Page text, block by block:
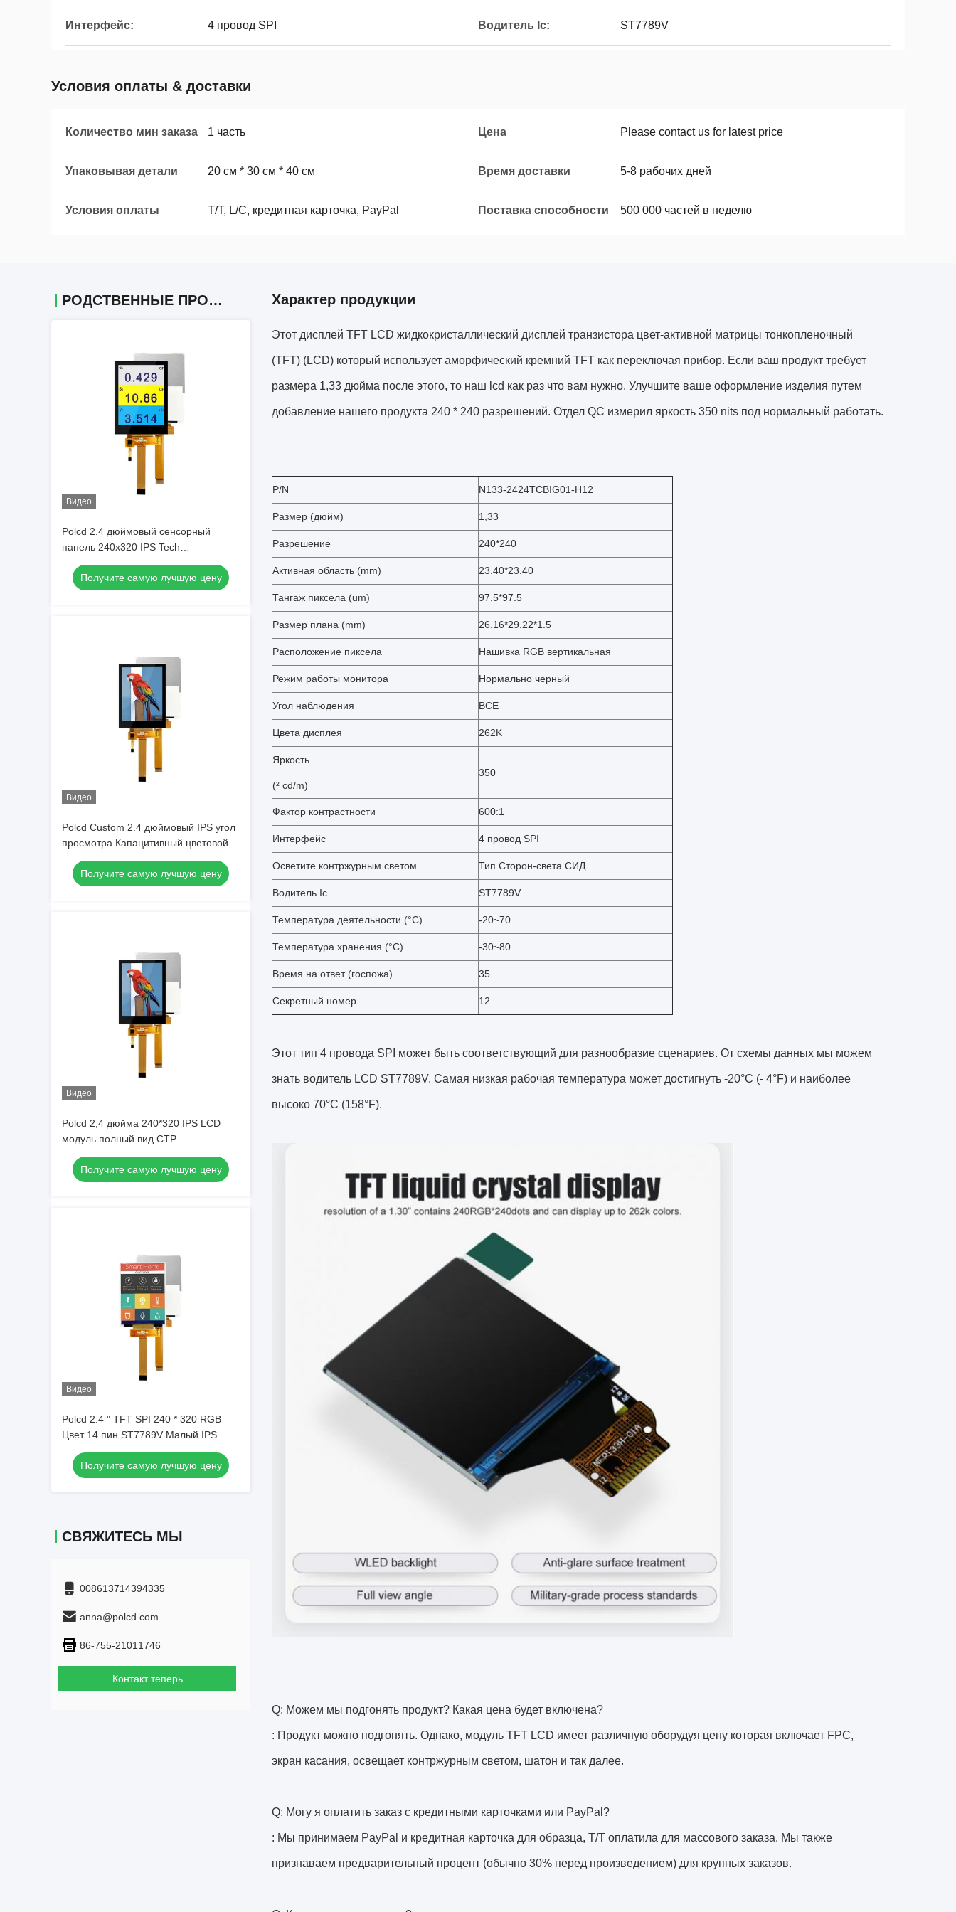
Интерфейс: 4 провод SPI Водитель Ic: ST7789V
Условия оплаты & доставки
Количество мин заказа 1 часть Цена Please contact us for latest price
Упаковывая детали 20 см * 30 см * 40 см Время доставки 5-8 рабочих дней
Условия оплаты T/T, L/C, кредитная карточка, PayPal Поставка способности 500 000 частей в неделю
РОДСТВЕННЫЕ ПРОДУКТЫ
Видео
Polcd 2.4 дюймовый сенсорный
панель 240x320 IPS Tech
Капацитивный сенсорный экран 2.4 "
Мини Малый TFT LCD дисплей
Получите самую лучшую цену
Видео
Polcd Custom 2.4 дюймовый IPS угол
просмотра Капацитивный цветовой
сенсорный экран 240x320
разрешение TFT LCD модуль
Получите самую лучшую цену
Видео
Polcd 2,4 дюйма 240*320 IPS LCD
модуль полный вид CTP
Капацитивный сенсорный панель
Qvga 2.4 TFT дисплей
Получите самую лучшую цену
Видео
Polcd 2.4 " TFT SPI 240 * 320 RGB
Цвет 14 пин ST7789V Малый IPS
полный угол просмотра 2,4 дюйма
TFT LCD дисплей
Получите самую лучшую цену
СВЯЖИТЕСЬ МЫ
008613714394335
anna@polcd.com
86-755-21011746
Контакт теперь
Характер продукции
Этот дисплей TFT LCD жидкокристаллический дисплей транзистора цвет-активной матрицы тонкопленочный
(TFT) (LCD) который использует аморфический кремний TFT как переключая прибор. Если ваш продукт требует
размера 1,33 дюйма после этого, то наш lcd как раз что вам нужно. Улучшите ваше оформление изделия путем
добавление нашего продукта 240 * 240 разрешений. Отдел QC измерил яркость 350 nits под нормальный работать.
P/N N133-2424TCBIG01-H12
Размер (дюйм) 1,33
Разрешение 240*240
Активная область (mm) 23.40*23.40
Тангаж пиксела (um) 97.5*97.5
Размер плана (mm) 26.16*29.22*1.5
Расположение пиксела Нашивка RGB вертикальная
Режим работы монитора Нормально черный
Угол наблюдения ВСЕ
Цвета дисплея 262K
Яркость
(² cd/m)
350
Фактор контрастности 600:1
Интерфейс 4 провод SPI
Осветите контржурным светом Тип Сторон-света СИД
Водитель Ic ST7789V
Температура деятельности (°C) -20~70
Температура хранения (°C) -30~80
Время на ответ (госпожа) 35
Секретный номер 12
Этот тип 4 провода SPI может быть соответствующий для разнообразие сценариев. От схемы данных мы можем
знать водитель LCD ST7789V. Самая низкая рабочая температура может достигнуть -20°C (- 4°F) и наиболее
высоко 70°C (158°F).
Q: Можем мы подгонять продукт? Какая цена будет включена?
: Продукт можно подгонять. Однако, модуль TFT LCD имеет различную оборудуя цену которая включает FPC,
экран касания, освещает контржурным светом, шатон и так далее.
Q: Могу я оплатить заказ с кредитными карточками или PayPal?
: Мы принимаем PayPal и кредитная карточка для образца, T/T оплатила для массового заказа. Мы также
признаваем предварительный процент (обычно 30% перед произведением) для крупных заказов.